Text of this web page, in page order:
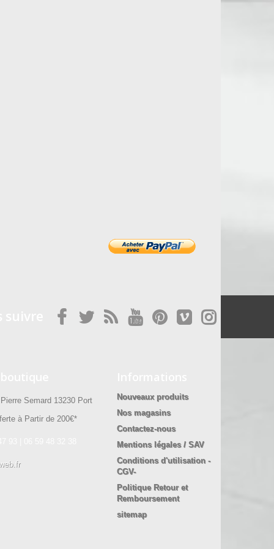
Semard 13230 Port
à Partir de 200€*
Nouveaux produits
Nos magasins
Contactez-nous
Mentions légales / SAV
Conditions d'utilisation -
CGV-
Politique Retour et
Remboursement
sitemap